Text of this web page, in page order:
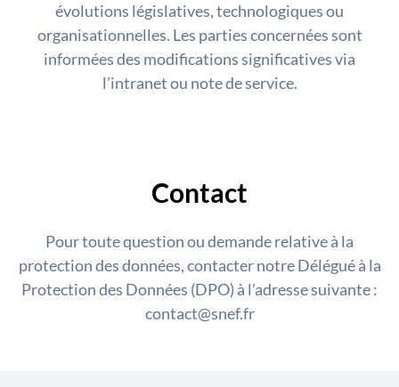
évolutions législatives, technologiques ou
organisationnelles. Les parties concernées sont
informées des modifications significatives via
l’intranet ou note de service.
Contact
Pour toute question ou demande relative à la
protection des données, contacter notre Délégué à la
Protection des Données (DPO) à l’adresse suivante :
contact@snef.fr